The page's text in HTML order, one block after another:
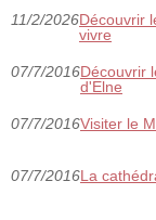
11/2/2026Découvrir
vivre
07/7/2016Découvrir
d'Elne
07/7/2016Visiter le
07/7/2016La